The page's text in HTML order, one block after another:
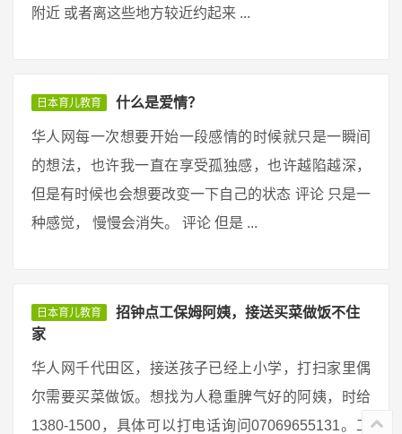
附近 或者离这些地方较近约起来 ...
日本育儿教育 什么是爱情？
华人网每一次想要开始一段感情的时候就只是一瞬间
的想法，也许我一直在享受孤独感，也许越陷越深，
但是有时候也会想要改变一下自己的状态 评论 只是一
种感觉， 慢慢会消失。 评论 但是 ...
日本育儿教育
招钟点工保姆阿姨，接送买菜做饭不住
家
华人网千代田区，接送孩子已经上小学，打扫家里偶
尔需要买菜做饭。想找为人稳重脾气好的阿姨，时给
1380-1500，具体可以打电话询问07069655131。工